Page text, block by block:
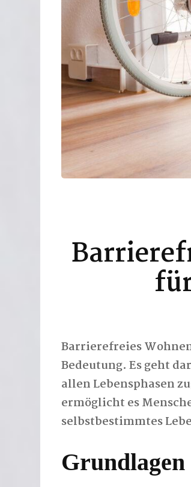
Barrierefreies
Bedeutung. Es geht
allen Lebensphasen
ermöglicht es
selbstbestimmtes